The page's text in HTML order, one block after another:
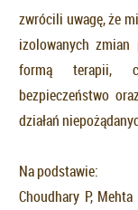
zwrócili uwagę, że
izolowanych
formą terapii,
bezpieczeństwo
działań
Na podstawie:
Choudhary P,